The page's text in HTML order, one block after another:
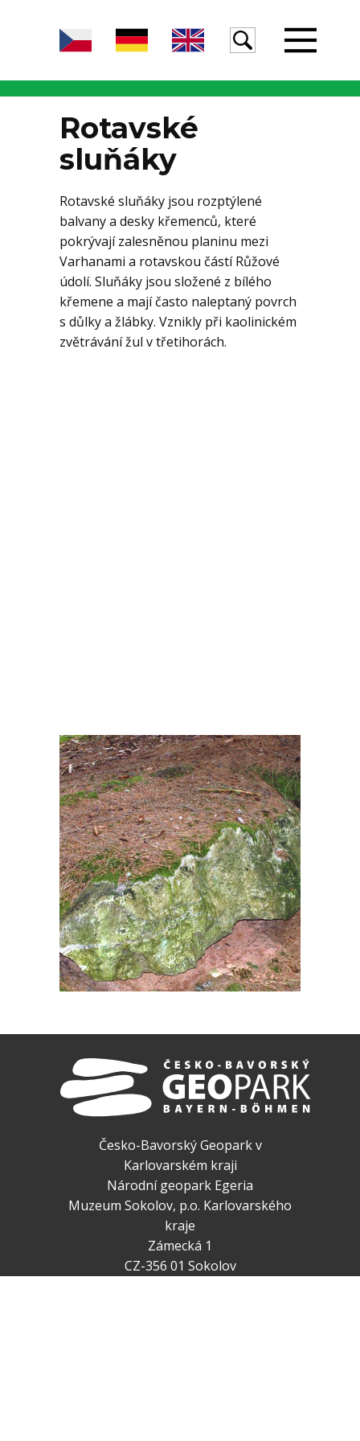
Rotavské
sluňáky
Rotavské sluňáky jsou rozptýlené
balvany a desky křemenců, které
pokrývají zalesněnou planinu mezi
Varhanami a rotavskou částí Růžové
údolí. Sluňáky jsou složené z bílého
křemene a mají často naleptaný povrch
s důlky a žlábky. Vznikly při kaolinickém
zvětrávání žul v třetihorách.
Česko-Bavorský Geopark v
Karlovarském kraji
Národní geopark Egeria
Muzeum Sokolov, p.o. Karlovarského
kraje
Zámecká 1
CZ-356 01 Sokolov